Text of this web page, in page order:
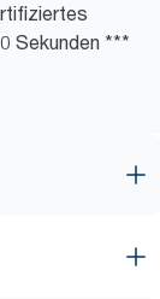
Sekunden ***